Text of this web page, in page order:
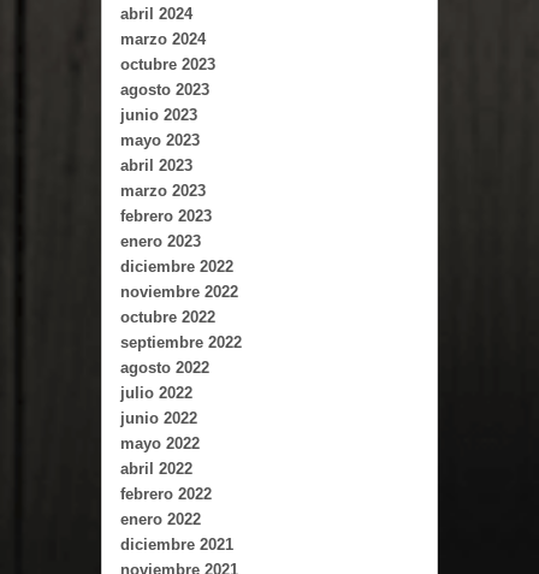
abril 2024
marzo 2024
octubre 2023
agosto 2023
junio 2023
mayo 2023
abril 2023
marzo 2023
febrero 2023
enero 2023
diciembre 2022
noviembre 2022
octubre 2022
septiembre 2022
agosto 2022
julio 2022
junio 2022
mayo 2022
abril 2022
febrero 2022
enero 2022
diciembre 2021
noviembre 2021